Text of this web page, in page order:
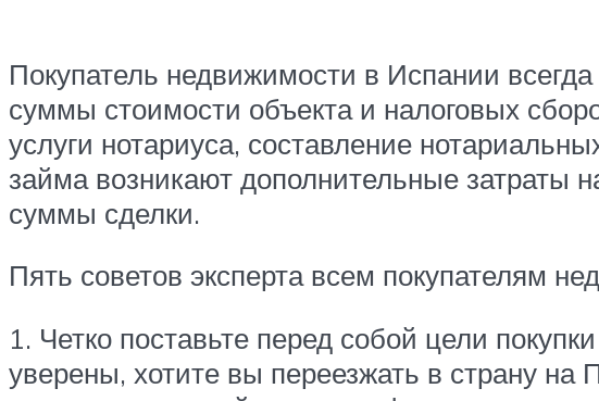
Покупатель недвижимости в Испании
суммы стоимости объекта и налоговых
услуги нотариуса, составление
займа возникают дополнительные затраты
суммы сделки.
Пять советов эксперта всем покупателям
1. Четко поставьте перед собой цели
уверены, хотите вы переезжать в страну